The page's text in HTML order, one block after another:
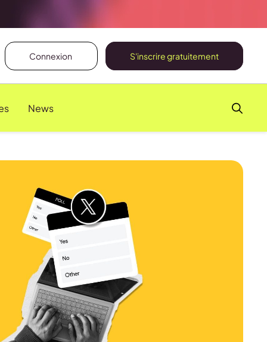
Connexion S'inscrire gratuitement
News